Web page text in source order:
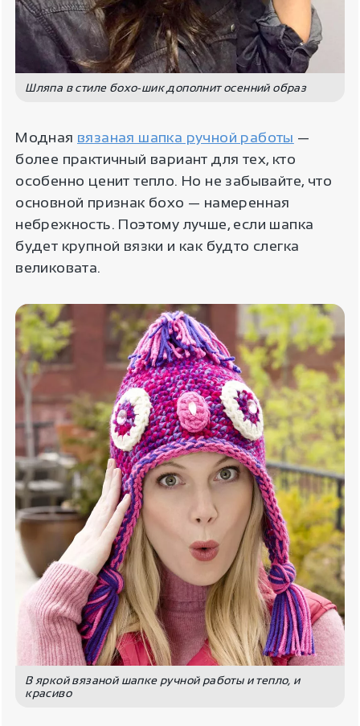
Шляпа в стиле бохо-шик дополнит осенний образ
Модная вязаная шапка ручной работы —
более практичный вариант для тех, кто
особенно ценит тепло. Но не забывайте, что
основной признак бохо — намеренная
небрежность. Поэтому лучше, если шапка
будет крупной вязки и как будто слегка
великовата.
В яркой вязаной шапке ручной работы и тепло, и
красиво